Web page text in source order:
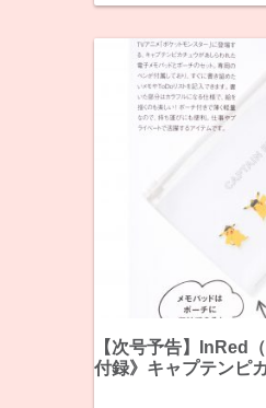
【次号予告】InRed
付録》キャプテンピ